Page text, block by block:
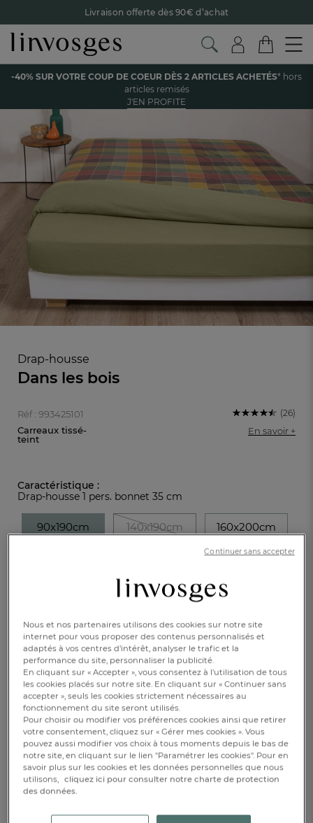
Retour offert avec Colissimo* !
Payez en 3x ou 4x sans frais avec Alma
Le parrainage Linvosges : offrez 15€, recevez 15€ !
-40% sur votre coup de coeurdès 2 articles achetés !
J'en
profite
AT
-40% SUR VOTRE COUP DE COEUR DÈS 2 ARTICLES ACHETÉS* hors
articles remisés
J'EN PROFITE
Voir tous les produits de la catégorie
Drap-housse
Dans les bois
Réf : 993425101
Carreaux tissé-
teint
(26)
En savoir +
Caractéristique :
Drap-housse 1 pers. bonnet 35 cm
90x190cm 140x190cm 160x200cm
Disponible
1 AJOUTER AU PANIER
RÉSERVER EN BOUTIQUE
DESCRIPTION
Nous et nos partenaires utilisons des cookies sur notre site
internet pour vous proposer des contenus personnalisés et
adaptés à vos centres d’intérêt, analyser le trafic et la
performance du site, personnaliser la publicité.
En cliquant sur « Accepter », vous consentez à l'utilisation de tous
les cookies placés sur notre site. En cliquant sur « Continuer sans
accepter », seuls les cookies strictement nécessaires au
fonctionnement du site seront utilisés.
Pour choisir ou modifier vos préférences cookies ainsi que retirer
votre consentement, cliquez sur « Gérer mes cookies ». Vous
pouvez aussi modifier vos choix à tous moments depuis le bas de
notre site, en cliquant sur le lien "Paramétrer les cookies". Pour en
savoir plus sur les cookies et les données personnelles que nous
utilisons, cliquez ici pour consulter notre charte de protection
des données.
Continuer sans accepter